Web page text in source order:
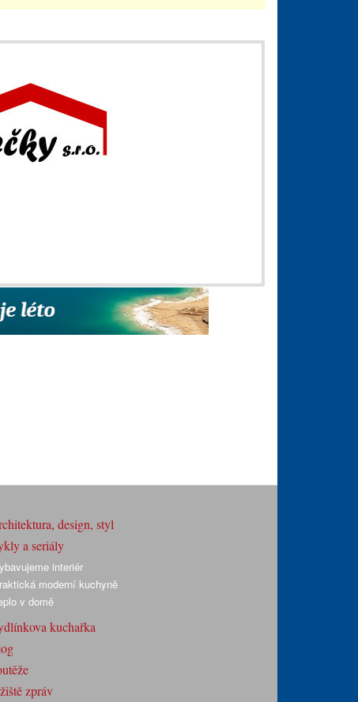
design, styl
a seriály
interiér
moderní kuchyně
v domě
kuchařka
zpráv